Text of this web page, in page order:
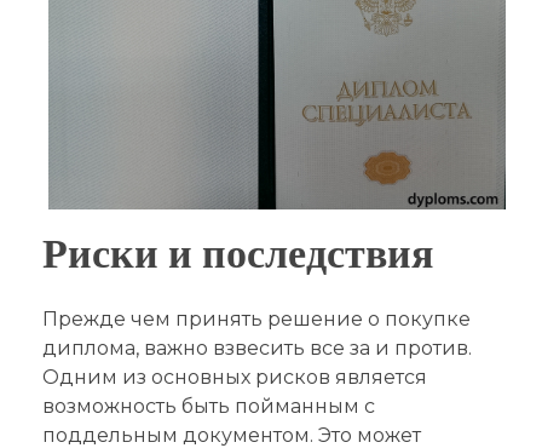
Риски и последствия
Прежде чем принять решение о покупке
диплома, важно взвесить все за и против.
Одним из основных рисков является
возможность быть пойманным с
поддельным документом. Это может